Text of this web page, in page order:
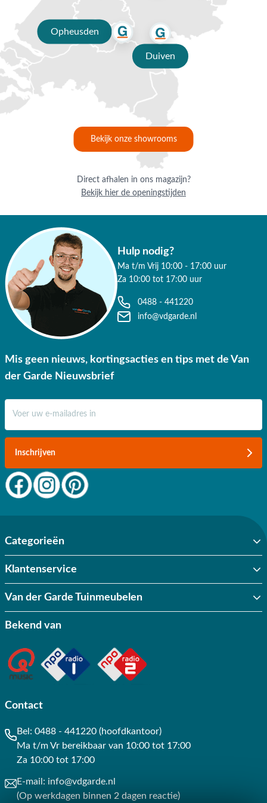
Opheusden
Duiven
Bekijk onze showrooms
Direct afhalen in ons magazijn?
Bekijk hier de openingstijden
Hulp nodig?
Ma t/m Vrij 10:00 - 17:00 uur
Za 10:00 tot 17:00 uur
0488 - 441220
info@vdgarde.nl
Mis geen nieuws, kortingsacties en tips met de Van
der Garde Nieuwsbrief
Inschrijven
Categorieën
Klantenservice
Van der Garde Tuinmeubelen
Bekend van
Contact
Bel: 0488 - 441220 (hoofdkantoor)
Ma t/m Vr bereikbaar van 10:00 tot 17:00
Za 10:00 tot 17:00
E-mail: info@vdgarde.nl
(Op werkdagen binnen 2 dagen reactie)